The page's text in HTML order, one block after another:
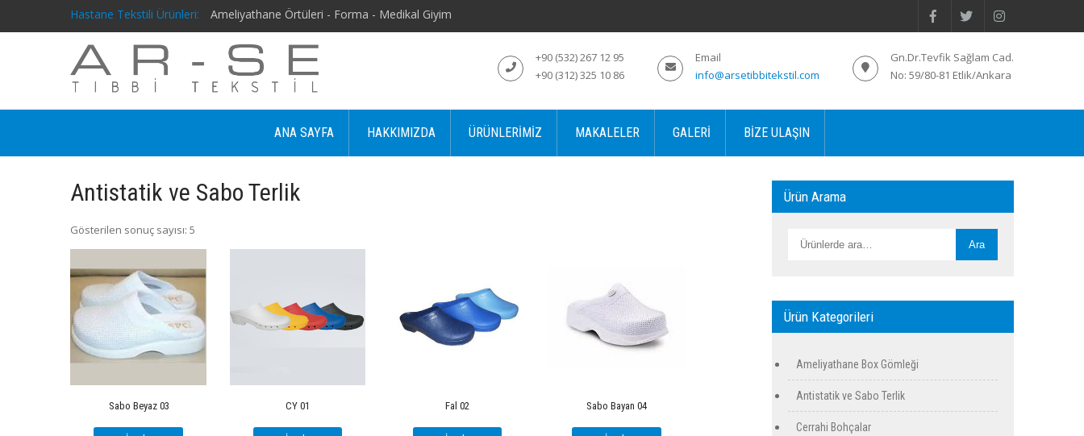
Hastane Tekstili Ürünleri: Ameliyathane Örtüleri - Forma - Medikal Giyim
Gn.Dr.Tevfik Sağlam Cad.
No: 59/80-81 Etlik/Ankara
Email
info@arsetibbitekstil.com
+90 (532) 267 12 95
+90 (312) 325 10 86
ANA SAYFA HAKKIMIZDA ÜRÜNLERIMIZ MAKALELER GALERI BIZE ULAŞIN
Antistatik ve Sabo Terlik
Gösterilen sonuç sayısı: 5
Sabo Beyaz 03 CY 01 Fal 02 Sabo Bayan 04
Ürün Arama
Ara:Ara
Ürün Kategorileri
Ameliyathane Box Gömleği
Antistatik ve Sabo Terlik
Cerrahi Bohçalar